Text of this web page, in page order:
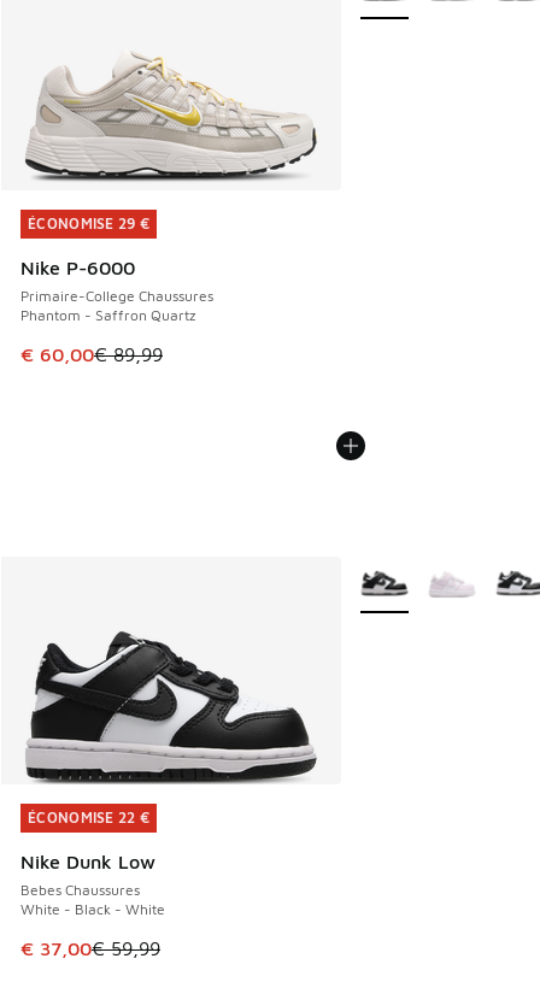
ÉCONOMISE 29 €
Nike P-6000
Primaire-College Chaussures
Phantom - Saffron Quartz
Cet article est en promotion. Prix en baisse de € 89,99 à
€ 60,00€ 89,99
ÉCONOMISE 29 €
ÉCONOMISE 22 €
Nike Dunk Low
Bebes Chaussures
White - Black - White
Cet article est en promotion. Prix en baisse de € 59,99 à
€ 37,00€ 59,99
ÉCONOMISE 22 €
Plus de couleurs